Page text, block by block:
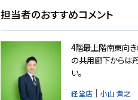
担当者のおすすめコメント
4階最上階南東向き
の共用廊下からは
い。
経堂店｜ 小山 貴之